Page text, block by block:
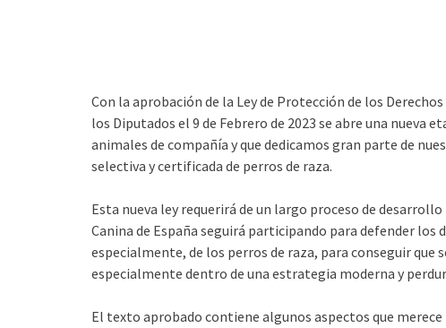
Con la aprobación de la Ley de Protección de los
los Diputados el 9 de Febrero de 2023 se abre una nueva
animales de compañía y que dedicamos gran parte de
selectiva y certificada de perros de raza.
Esta nueva ley requerirá de un largo proceso de
Canina de España seguirá participando para defender los
especialmente, de los perros de raza, para conseguir que
especialmente dentro de una estrategia moderna y
El texto aprobado contiene algunos aspectos que merece